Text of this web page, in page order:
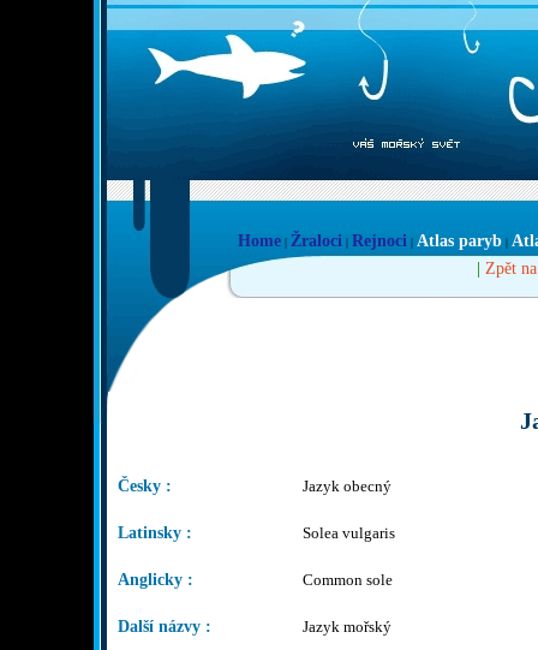
Home | Žraloci | Rejnoci | Atlas paryb |
| Zpět
Česky : Jazyk obecný
Latinsky : Solea vulgaris
Anglicky : Common sole
Další názvy : Jazyk mořský